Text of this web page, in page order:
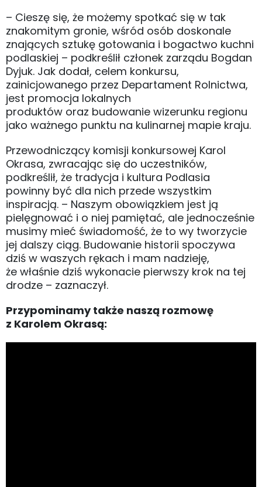
– Cieszę się, że możemy spotkać się w tak
znakomitym gronie, wśród osób doskonale
znających sztukę gotowania i bogactwo kuchni
podlaskiej – podkreślił członek zarządu Bogdan
Dyjuk. Jak dodał, celem konkursu,
zainicjowanego przez Departament Rolnictwa,
jest promocja lokalnych
produktów oraz budowanie wizerunku regionu
jako ważnego punktu na kulinarnej mapie kraju.
Przewodniczący komisji konkursowej Karol
Okrasa, zwracając się do uczestników,
podkreślił, że tradycja i kultura Podlasia
powinny być dla nich przede wszystkim
inspiracją. – Naszym obowiązkiem jest ją
pielęgnować i o niej pamiętać, ale jednocześnie
musimy mieć świadomość, że to wy tworzycie
jej dalszy ciąg. Budowanie historii spoczywa
dziś w waszych rękach i mam nadzieję,
że właśnie dziś wykonacie pierwszy krok na tej
drodze – zaznaczył.
Przypominamy także naszą rozmowę
z Karolem Okrasą: